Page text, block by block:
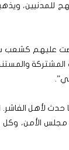
للمدنيين،
فرضت عليهم
حدث لأهل
الأمن، وكل